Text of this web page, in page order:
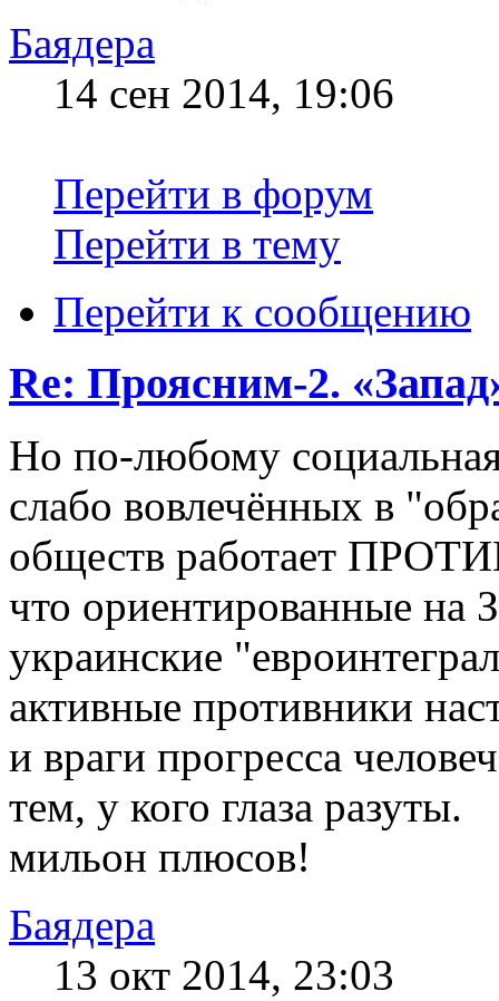
Баядера
14 сен 2014, 19:06
Перейти в форум
Перейти в тему
Перейти к сообщению
Re: Проясним-2.
Но по-любому
слабо вовлечённых в
обществ работает
что ориентированные на
украинские
активные противники
и враги прогресса
тем, у кого глаза разуты.
мильон плюсов!
Баядера
13 окт 2014, 23:03